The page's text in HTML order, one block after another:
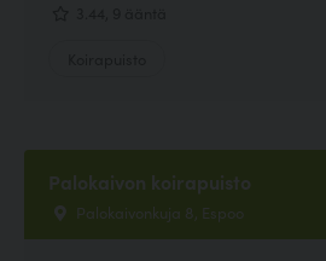
Palokaivon koirapuisto
Palokaivonkuja 8, Espoo